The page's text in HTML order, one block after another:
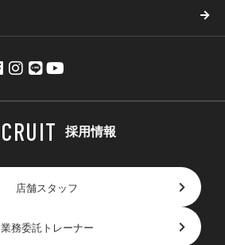
採用情報
店舗スタッフ
業務委託トレーナー